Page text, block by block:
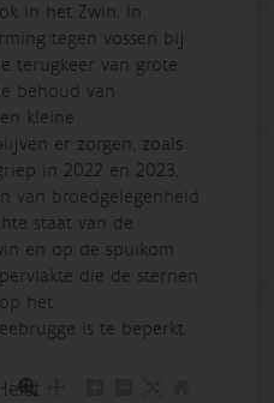
in het Zwin. In
tegen vossen bij
terugkeer van grote
behoud van
kleine
er zorgen, zoals
in 2022 en 2023,
van broedgelegenheid
staat van de
en op de spuikom
die de sternen
het
is te beperkt.